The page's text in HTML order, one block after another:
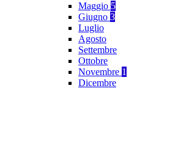
Maggio 5
Giugno 3
Luglio
Agosto
Settembre
Ottobre
Novembre 1
Dicembre